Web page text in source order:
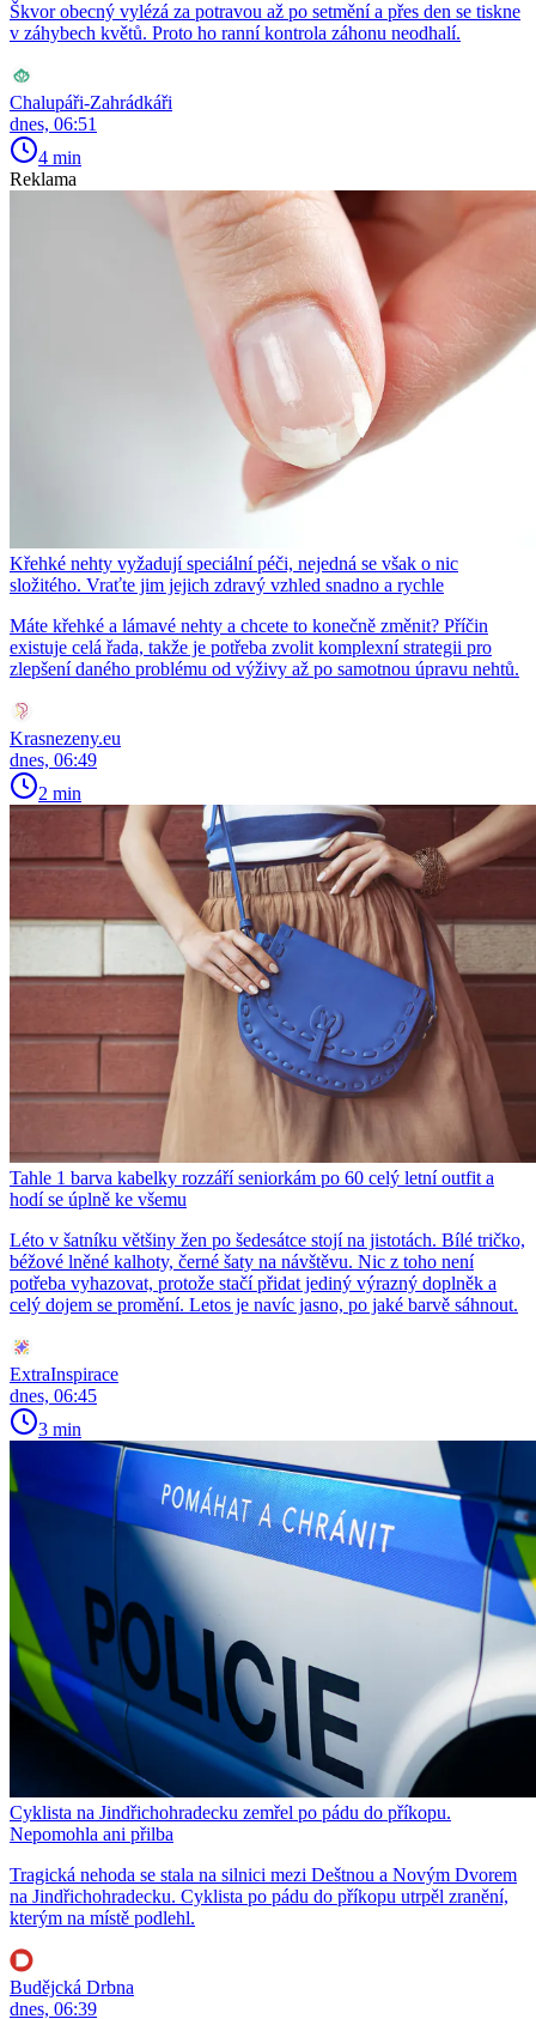
Škvor obecný vylézá za potravou až po setmění a přes den se tiskne
v záhybech květů. Proto ho ranní kontrola záhonu neodhalí.
Chalupáři-Zahrádkáři
dnes, 06:51
4 min
Reklama
Křehké nehty vyžadují speciální péči, nejedná se však o nic
složitého. Vraťte jim jejich zdravý vzhled snadno a rychle
Máte křehké a lámavé nehty a chcete to konečně změnit? Příčin
existuje celá řada, takže je potřeba zvolit komplexní strategii pro
zlepšení daného problému od výživy až po samotnou úpravu nehtů.
Krasnezeny.eu
dnes, 06:49
2 min
Tahle 1 barva kabelky rozzáří seniorkám po 60 celý letní outfit a
hodí se úplně ke všemu
Léto v šatníku většiny žen po šedesátce stojí na jistotách. Bílé tričko,
béžové lněné kalhoty, černé šaty na návštěvu. Nic z toho není
potřeba vyhazovat, protože stačí přidat jediný výrazný doplněk a
celý dojem se promění. Letos je navíc jasno, po jaké barvě sáhnout.
ExtraInspirace
dnes, 06:45
3 min
Cyklista na Jindřichohradecku zemřel po pádu do příkopu.
Nepomohla ani přilba
Tragická nehoda se stala na silnici mezi Deštnou a Novým Dvorem
na Jindřichohradecku. Cyklista po pádu do příkopu utrpěl zranění,
kterým na místě podlehl.
Budějcká Drbna
dnes, 06:39